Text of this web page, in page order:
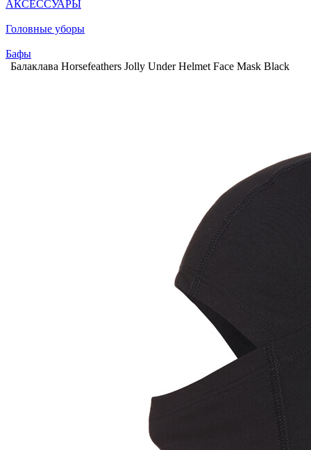
АКСЕССУАРЫ
Головные уборы
Бафы
Балаклава Horsefeathers Jolly Under Helmet Face Mask Black